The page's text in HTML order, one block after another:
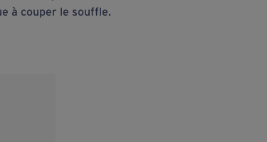
à couper le souffle.